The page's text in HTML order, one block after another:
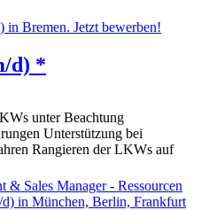
d) *
unter Beachtung
Unterstützung bei
Rangieren der LKWs auf